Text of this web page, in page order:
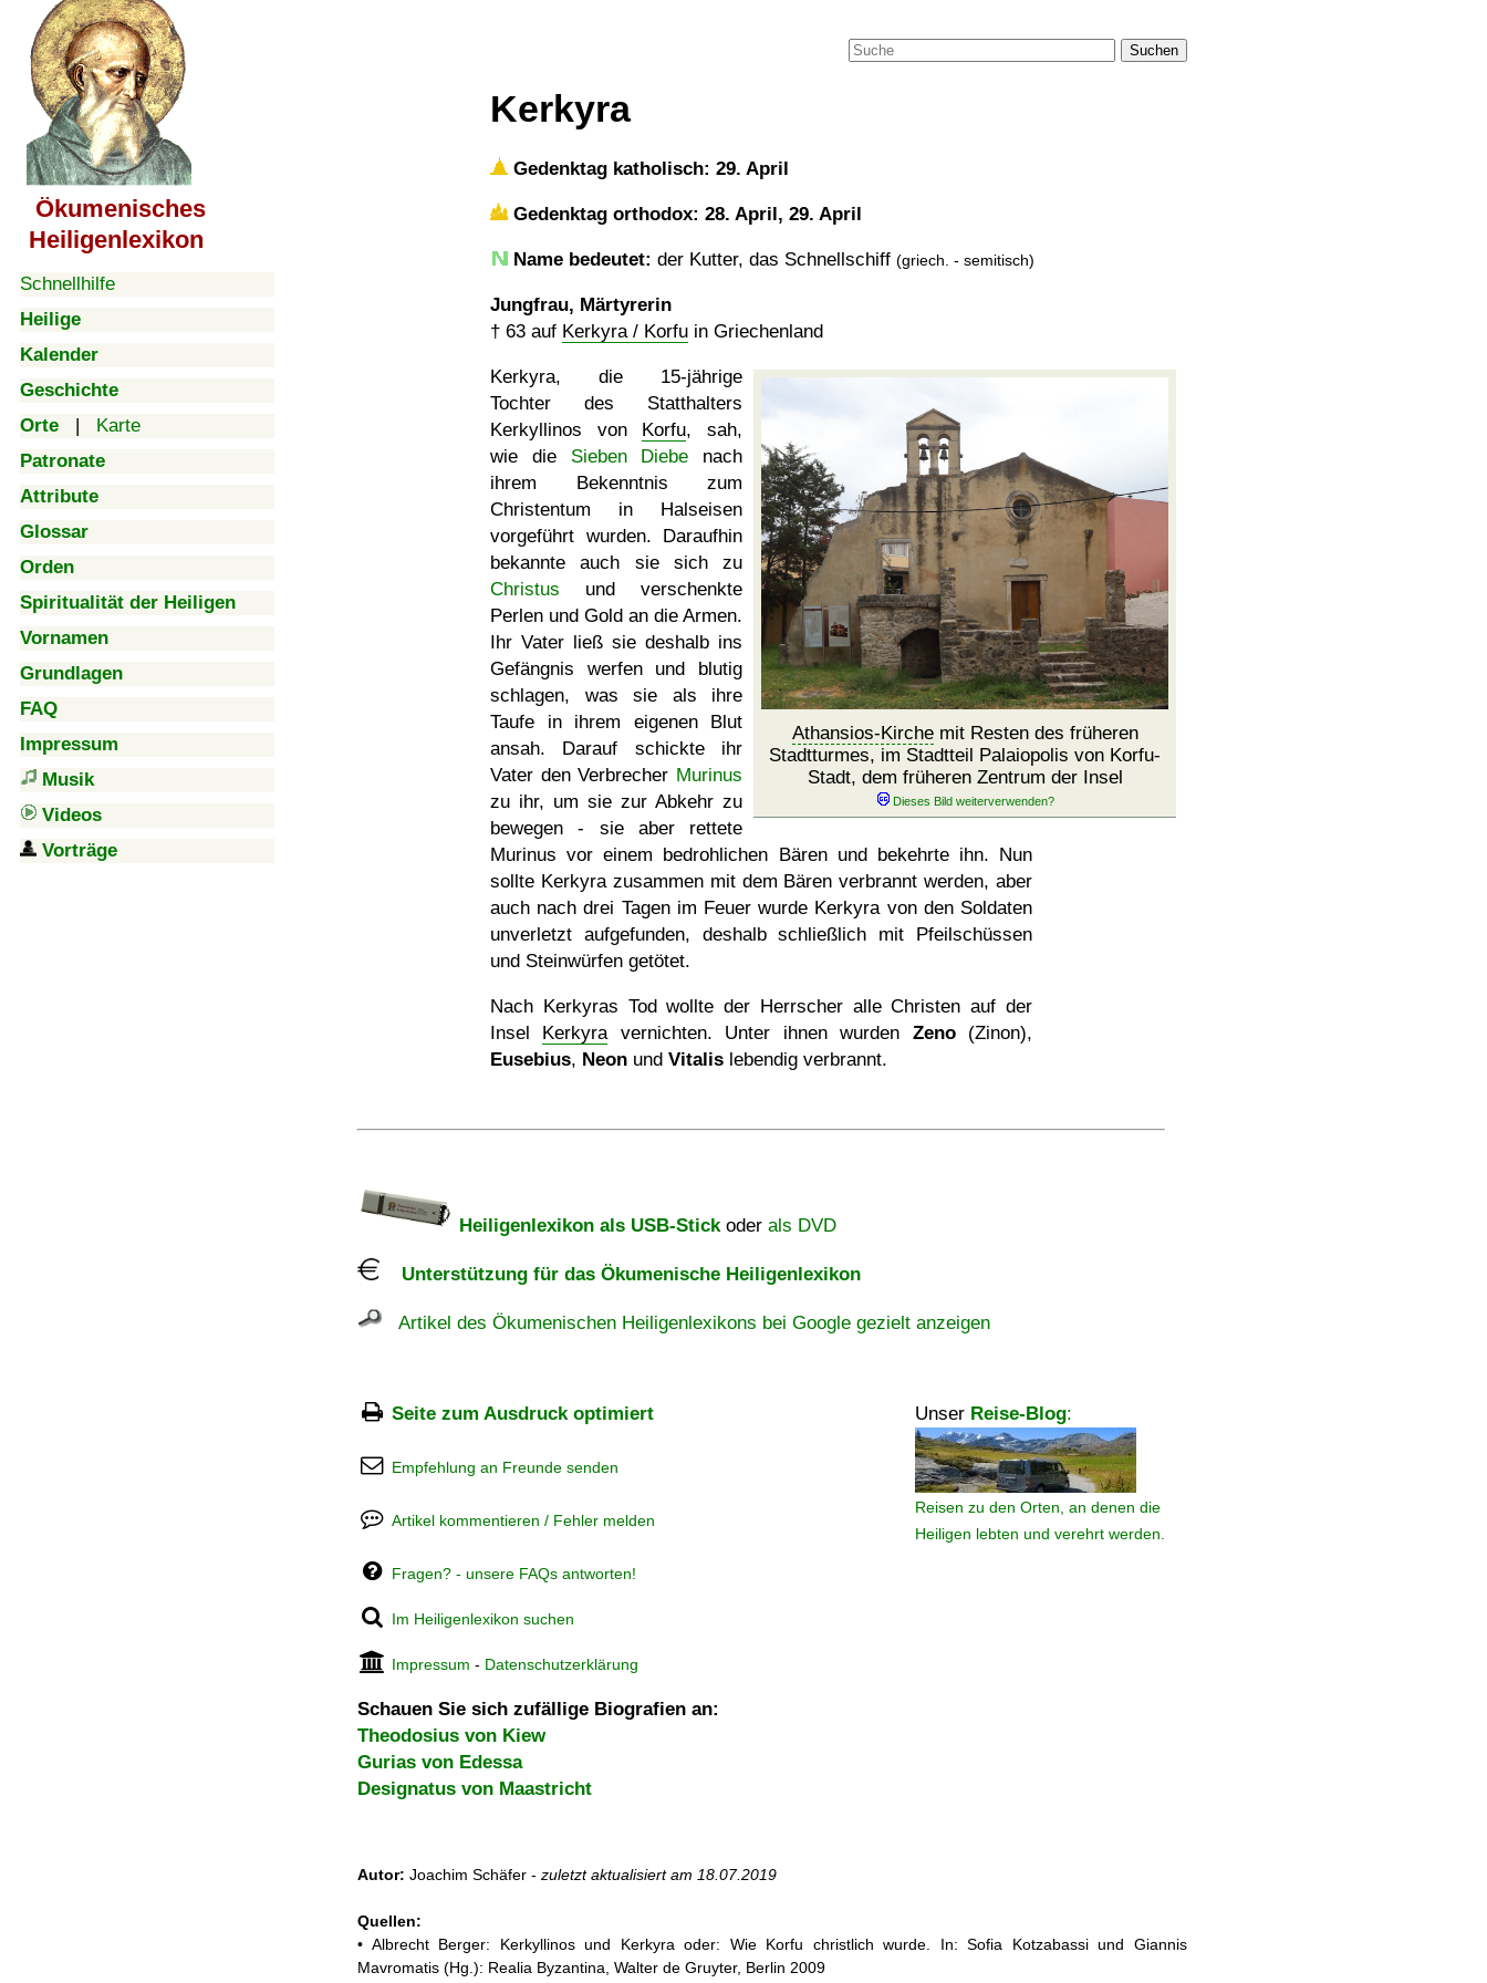
Ökumenisches
Heiligenlexikon
Schnellhilfe
Heilige
Kalender
Geschichte
Orte | Karte
Patronate
Attribute
Glossar
Orden
Spiritualität der Heiligen
Vornamen
Grundlagen
FAQ
Impressum
Musik
Videos
Vorträge
Suchen
Kerkyra
Gedenktag katholisch: 29. April
Gedenktag orthodox: 28. April, 29. April
Name bedeutet: der Kutter, das Schnellschiff (griech. - semitisch)
Jungfrau, Märtyrerin
† 63 auf Kerkyra / Korfu in Griechenland
Athansios-Kirchemit Resten des früheren
Stadtturmes, im Stadtteil Palaiopolis von Korfu-
Stadt, dem früheren Zentrum der Insel
Kerkyra, die 15-jährige
Tochter des Statthalters
Kerkyllinos von Korfu, sah,
wie die Sieben Diebe nach
ihrem Bekenntnis zum
Christentum in Halseisen
vorgeführt wurden. Daraufhin
bekannte auch sie sich zu
Christus und verschenkte
Perlen und Gold an die Armen.
Ihr Vater ließ sie deshalb ins
Gefängnis werfen und blutig
schlagen, was sie als ihre
Taufe in ihrem eigenen Blut
ansah. Darauf schickte ihr
Vater den Verbrecher Murinus
zu ihr, um sie zur Abkehr zu
bewegen - sie aber rettete
Murinus vor einem bedrohlichen Bären und bekehrte ihn. Nun
sollte Kerkyra zusammen mit dem Bären verbrannt werden, aber
auch nach drei Tagen im Feuer wurde Kerkyra von den Soldaten
unverletzt aufgefunden, deshalb schließlich mit Pfeilschüssen
und Steinwürfen getötet.
Nach Kerkyras Tod wollte der Herrscher alle Christen auf der
Insel Kerkyravernichten. Unter ihnen wurden Zeno(Zinon),
Eusebius, Neon und Vitalis lebendig verbrannt.
Heiligenlexikon als USB-Stickoder als DVD
Unterstützung für das Ökumenische Heiligenlexikon
Artikel des Ökumenischen Heiligenlexikons bei Google gezielt anzeigen
Seite zum Ausdruck optimiert Unser Reise-Blog:
Reisen zu den Orten, an denen die
Heiligen lebten und verehrt werden.
Empfehlung an Freunde senden
Artikel kommentieren / Fehler melden
Fragen? - unsere FAQs antworten!
Im Heiligenlexikon suchen
Impressum - Datenschutzerklärung
Schauen Sie sich zufällige Biografien an:
Theodosius von Kiew
Gurias von Edessa
Designatus von Maastricht
Autor: Joachim Schäfer - zuletzt aktualisiert am 18.07.2019
Quellen:
• Albrecht Berger: Kerkyllinos und Kerkyra oder: Wie Korfu christlich wurde. In: Sofia Kotzabassi und Giannis
Mavromatis (Hg.): Realia Byzantina, Walter de Gruyter, Berlin 2009